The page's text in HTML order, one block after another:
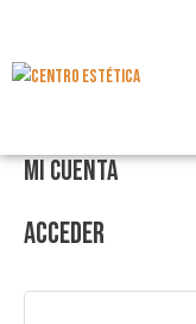
contenido
Mi cuenta
Acceder